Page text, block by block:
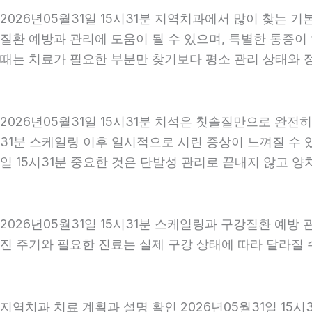
2026년05월31일 15시31분 지역치과에서 많이 찾는
질환 예방과 관리에 도움이 될 수 있으며, 특별한 통증
때는 치료가 필요한 부분만 찾기보다 평소 관리 상태와
2026년05월31일 15시31분 치석은 칫솔질만으로 완전
31분 스케일링 이후 일시적으로 시린 증상이 느껴질
일 15시31분 중요한 것은 단발성 관리로 끝내지 않고
2026년05월31일 15시31분 스케일링과 구강질환 예방
진 주기와 필요한 진료는 실제 구강 상태에 따라 달라
지역치과 치료 계획과 설명 확인 2026년05월31일 15시